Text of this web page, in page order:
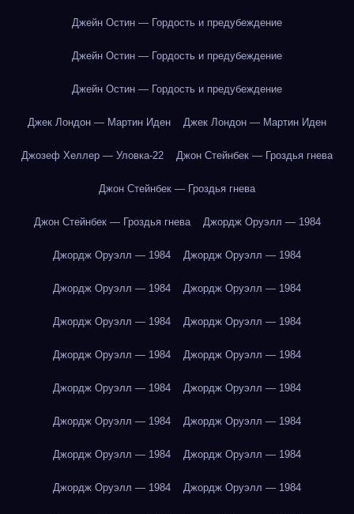
Джейн Остин — Гордость и предубеждение
Джейн Остин — Гордость и предубеждение
Джейн Остин — Гордость и предубеждение
Джек Лондон — Мартин Иден Джек Лондон — Мартин Иден
Джозеф Хеллер — Уловка-22 Джон Стейнбек — Гроздья гнева
Джон Стейнбек — Гроздья гнева
Джон Стейнбек — Гроздья гнева Джордж Оруэлл — 1984
Джордж Оруэлл — 1984 Джордж Оруэлл — 1984
Джордж Оруэлл — 1984 Джордж Оруэлл — 1984
Джордж Оруэлл — 1984 Джордж Оруэлл — 1984
Джордж Оруэлл — 1984 Джордж Оруэлл — 1984
Джордж Оруэлл — 1984 Джордж Оруэлл — 1984
Джордж Оруэлл — 1984 Джордж Оруэлл — 1984
Джордж Оруэлл — 1984 Джордж Оруэлл — 1984
Джордж Оруэлл — 1984 Джордж Оруэлл — 1984